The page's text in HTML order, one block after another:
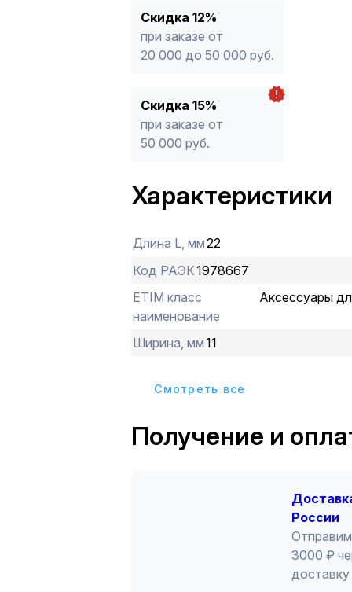
Скидка 12%
при заказе от
20 000 до 50 000 руб.
Скидка 15%
при заказе от
50 000 руб.
Характеристики
Длина L, мм22
Код РАЭК1978667
ETIM класс
наименование
Аксессуары
Ширина, мм11
Cмотреть все
Получение и
России
3000 ₽